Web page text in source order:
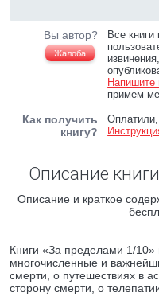
Вы автор?
Жалоба
Все
Напишите
примем
Как получить
книгу?
Описание
Описание и краткое
Книги «За пределами 1/10»
многочисленные и
смерти, о путешествиях в
сторону смерти, о